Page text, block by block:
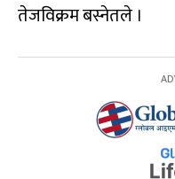
तेजविक्रम बस्नेतले ।